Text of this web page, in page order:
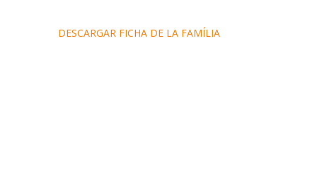
DESCARGAR FICHA DE LA FAMÍLIA